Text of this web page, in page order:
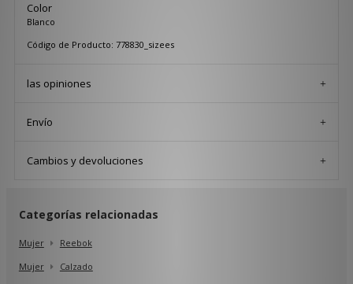
Color
Blanco
Código de Producto: 778830_sizees
las opiniones
Envío
Cambios y devoluciones
Categorías relacionadas
Mujer
Reebok
Mujer
Calzado